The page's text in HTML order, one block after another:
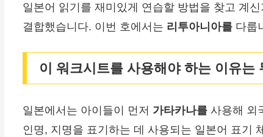
일본어 읽기를 재미있게 연습할 방법을 찾고 계
결합했습니다. 이번 호에서는 리투아니아를다룹
이 워크시트를 사용해야 하는 이유는
일본에서는 아이들이 먼저 가타카나를사용해 외
인명, 지명을 표기하는 데 사용되는 일본어 표기